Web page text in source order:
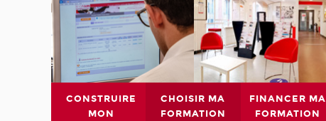
CONSTRUIRE
MON
CHOISIR MA
FORMATION
FINANCER MA
FORMATION